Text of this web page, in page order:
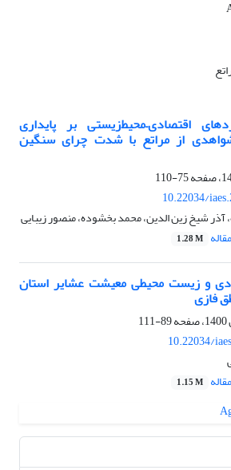
اقتصادی–‌محیط‌زیستی بر پایداری
از مراتع با شدت چرای سنگین
75-110
10.22034/
شیخ زین الدین، محمد بخشوده، منصور زیبایی
1.28 M
و زیست محیطی معیشت عشایر استان
فازی
89-111
10.22034/
1.15 M